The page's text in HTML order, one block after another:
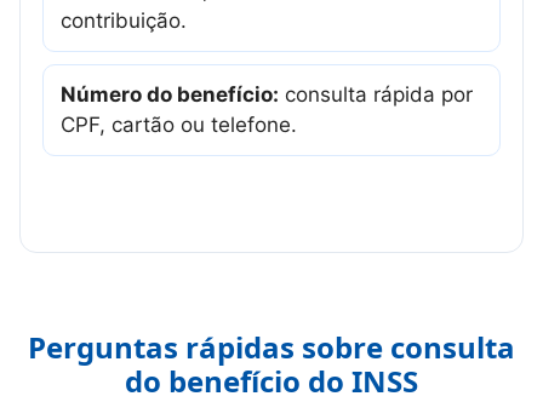
contribuição.
Número do benefício: consulta rápida por
CPF, cartão ou telefone.
Perguntas rápidas sobre consulta
do benefício do INSS